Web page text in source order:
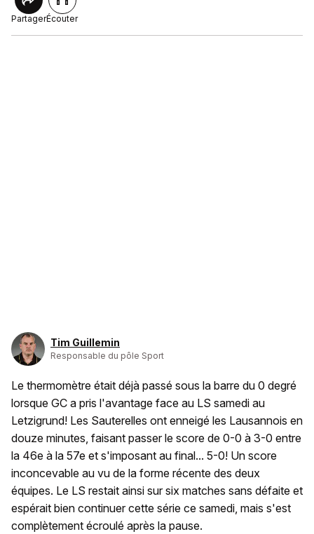
PartagerÉcouter
Tim Guillemin
Responsable du pôle Sport
Le thermomètre était déjà passé sous la barre du 0 degré
lorsque GC a pris l'avantage face au LS samedi au
Letzigrund! Les Sauterelles ont enneigé les Lausannois en
douze minutes, faisant passer le score de 0-0 à 3-0 entre
la 46e à la 57e et s'imposant au final... 5-0! Un score
inconcevable au vu de la forme récente des deux
équipes. Le LS restait ainsi sur six matches sans défaite et
espérait bien continuer cette série ce samedi, mais s'est
complètement écroulé après la pause.